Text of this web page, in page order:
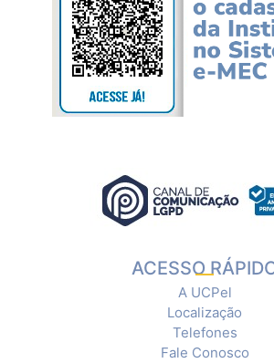
ACESSO
A UCPel
Localização
Telefones
Fale Conosco